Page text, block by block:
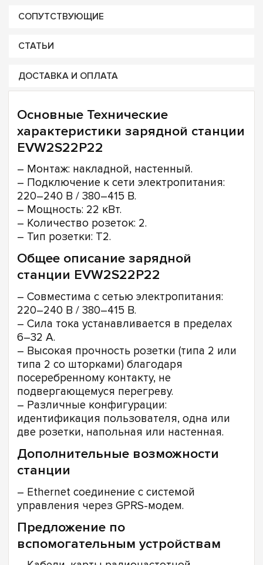
СОПУТСТВУЮЩИЕ
СТАТЬИ
ДОСТАВКА И ОПЛАТА
Основные Технические
характеристики зарядной станции
EVW2S22P22
– Монтаж: накладной, настенный.
– Подключение к сети электропитания:
220–240 В / 380–415 В.
– Мощность: 22 кВт.
– Количество розеток: 2.
– Тип розетки: Т2.
Общее описание зарядной
станции EVW2S22P22
– Совместима с сетью электропитания:
220–240 В / 380–415 В.
– Сила тока устанавливается в пределах
6–32 А.
– Высокая прочность розетки (типа 2 или
типа 2 со шторками) благодаря
посеребренному контакту, не
подвергающемуся перегреву.
– Различные конфигурации:
идентификация пользователя, одна или
две розетки, напольная или настенная.
Дополнительные возможности
станции
– Ethernet соединение с системой
управления через GPRS-модем.
Предложение по
вспомогательным устройствам